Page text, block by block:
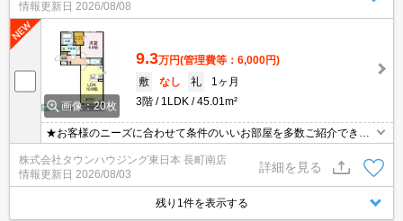
情報更新日 2026/08/08
画像：20枚
9.3万円(管理費等：6,000円)
敷
なし 礼
1ヶ月
3階
1LDK 45.01m²
★お客様のニーズに合わせて条件のいいお部屋を多数ご紹介できま
す★賃貸物件のお部屋探しはタウンハウジングへ
株式会社タウンハウジング東日本 長町南店
情報更新日 2026/08/03
詳細を見る
残り1件を表示する